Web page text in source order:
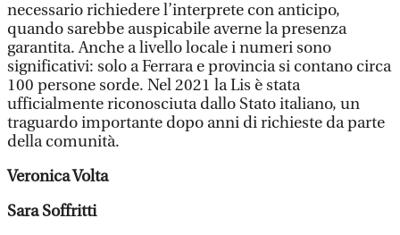
necessario richiedere l’interprete con anticipo,
quando sarebbe auspicabile averne la presenza
garantita. Anche a livello locale i numeri sono
significativi: solo a Ferrara e provincia si contano circa
100 persone sorde. Nel 2021 la Lis è stata
ufficialmente riconosciuta dallo Stato italiano, un
traguardo importante dopo anni di richieste da parte
della comunità.
Veronica Volta
Sara Soffritti